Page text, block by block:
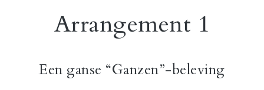
Arrangement 1
Een ganse “Ganzen”-beleving